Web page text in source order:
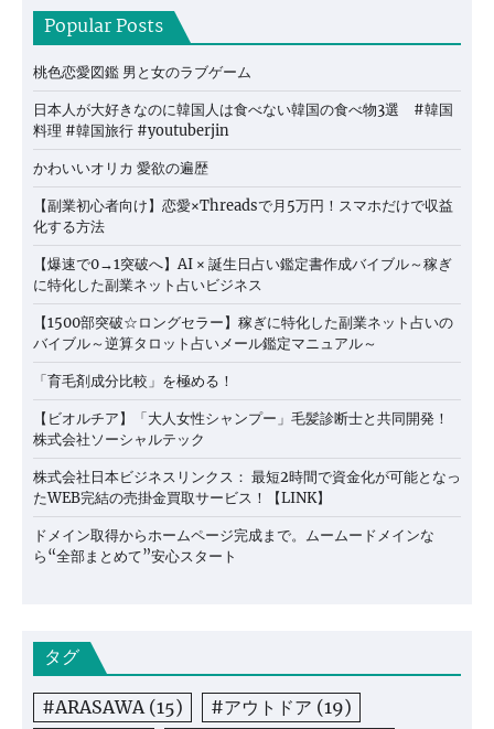
Popular Posts
桃色恋愛図鑑 男と女のラブゲーム
日本人が大好きなのに韓国人は食べない韓国の食べ物3選 #韓国
料理 #韓国旅行 #youtuberjin
かわいいオリカ 愛欲の遍歴
【副業初心者向け】恋愛×Threadsで月5万円！スマホだけで収益
化する方法
【爆速で0→1突破へ】AI × 誕生日占い鑑定書作成バイブル～稼ぎ
に特化した副業ネット占いビジネス
【1500部突破☆ロングセラー】稼ぎに特化した副業ネット占いの
バイブル～逆算タロット占いメール鑑定マニュアル～
「育毛剤成分比較」を極める！
【ビオルチア】「大人女性シャンプー」毛髪診断士と共同開発！
株式会社ソーシャルテック
株式会社日本ビジネスリンクス： 最短2時間で資金化が可能となっ
たWEB完結の売掛金買取サービス！【LINK】
ドメイン取得からホームページ完成まで。ムームードメインな
ら“全部まとめて”安心スタート
タグ
#ARASAWA (15) #アウトドア (19)